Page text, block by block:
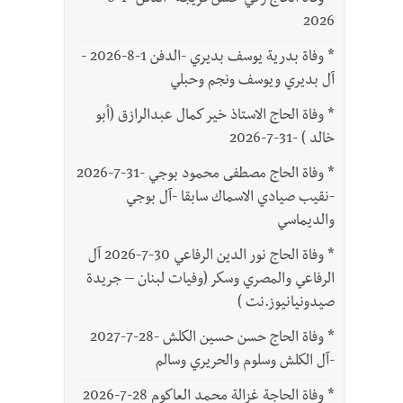
2026
*
وفاة بدرية يوسف بديري -الدفن 1-8-2026 -
آل بديري ويوسف ونجم وحبلي
* وفاة الحاج الاستاذ خير كمال عبدالرازق (أبو
خالد ) -31-7-2026
*
وفاة الحاج مصطفى محمود بوجي -31-7-2026
-نقيب صيادي الاسماك سابقا -آل بوجي
والديماسي
*
وفاة الحاج نور الدين الرفاعي 30-7-2026 آل
الرفاعي والمصري وسكر (وفيات لبنان – جريدة
صيدونيانيوز.نت )
*
وفاة الحاج حسن حسين الكلش -28-7-2027
-آل الكلش وسلوم والحريري وسالم
*
وفاة الحاجة غزالة محمد العاكوم 28-7-2026